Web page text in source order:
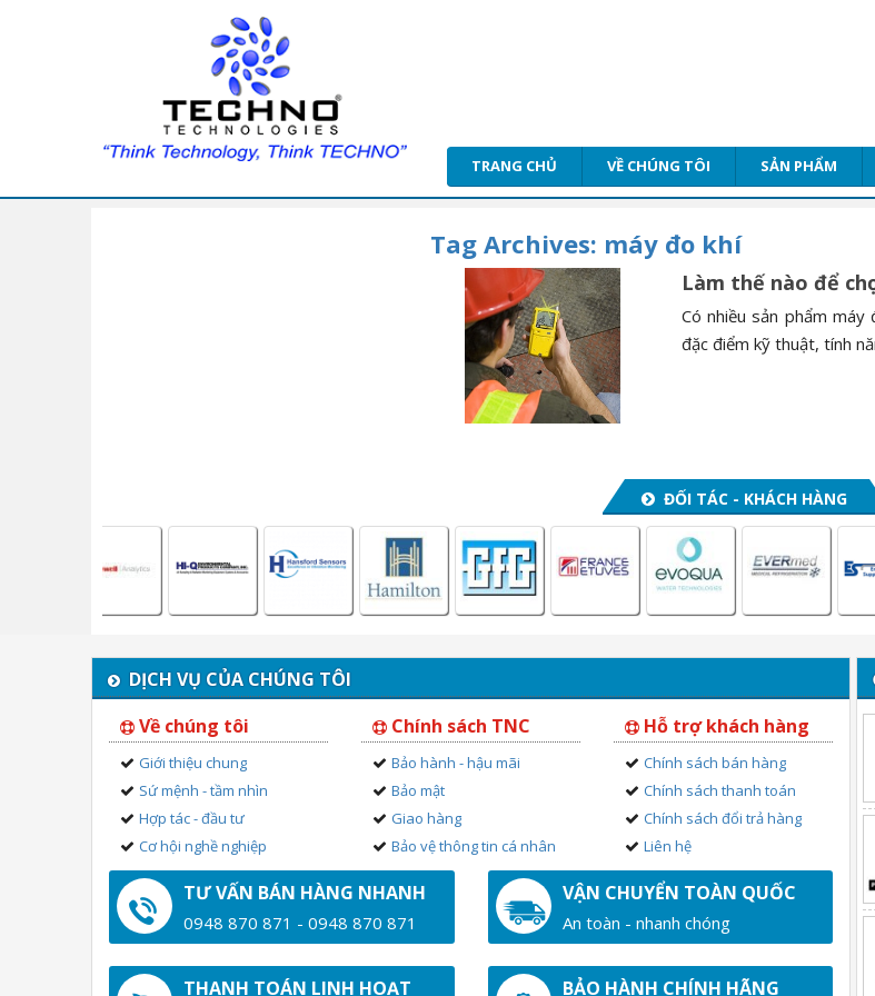
TRANG CHỦ VỀ CHÚNG TÔI SẢN PHẨM
Tag Archives: máy đo khí
Làm thế nào để
Có nhiều sản phẩm
đặc điểm kỹ thuật, tính
ĐỐI TÁC - KHÁCH HÀNG
DỊCH VỤ CỦA CHÚNG TÔI
Về chúng tôi
Giới thiệu chung
Sứ mệnh - tầm nhìn
Hợp tác - đầu tư
Cơ hội nghề nghiệp
Chính sách TNC
Bảo hành - hậu mãi
Bảo mật
Giao hàng
Bảo vệ thông tin cá nhân
Hỗ trợ khách hàng
Chính sách bán hàng
Chính sách thanh toán
Chính sách đổi trả hàng
Liên hệ
TƯ VẤN BÁN HÀNG NHANH
0948 870 871 - 0948 870 871
VẬN CHUYỂN TOÀN QUỐC
An toàn - nhanh chóng
THANH TOÁN LINH HOẠT BẢO HÀNH CHÍNH HÃNG